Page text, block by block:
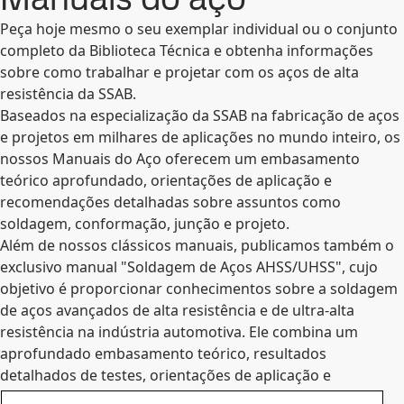
Peça hoje mesmo o seu exemplar individual ou o conjunto
completo da Biblioteca Técnica e obtenha informações
sobre como trabalhar e projetar com os aços de alta
resistência da SSAB.
Baseados na especialização da SSAB na fabricação de aços
e projetos em milhares de aplicações no mundo inteiro, os
nossos Manuais do Aço oferecem um embasamento
teórico aprofundado, orientações de aplicação e
recomendações detalhadas sobre assuntos como
soldagem, conformação, junção e projeto.
Além de nossos clássicos manuais, publicamos também o
exclusivo manual "Soldagem de Aços AHSS/UHSS", cujo
objetivo é proporcionar conhecimentos sobre a soldagem
de aços avançados de alta resistência e de ultra-alta
resistência na indústria automotiva. Ele combina um
aprofundado embasamento teórico, resultados
detalhados de testes, orientações de aplicação e
recomendações das melhores práticas para aços